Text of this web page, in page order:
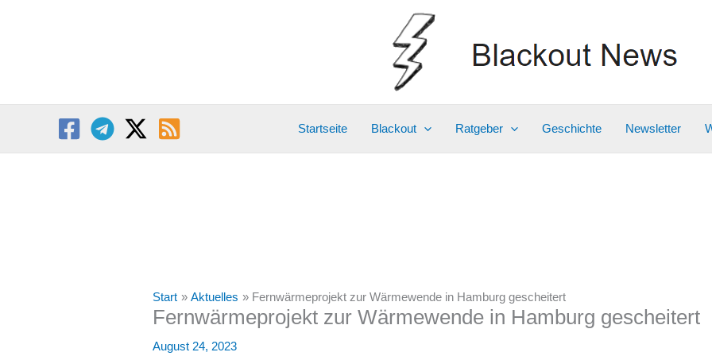
Startseite Blackout Ratgeber Geschichte Newsletter
Start Aktuelles Fernwärmeprojekt zur Wärmewende in Hamburg gescheitert
Fernwärmeprojekt zur Wärmewende in Hamburg gescheitert
August 24, 2023